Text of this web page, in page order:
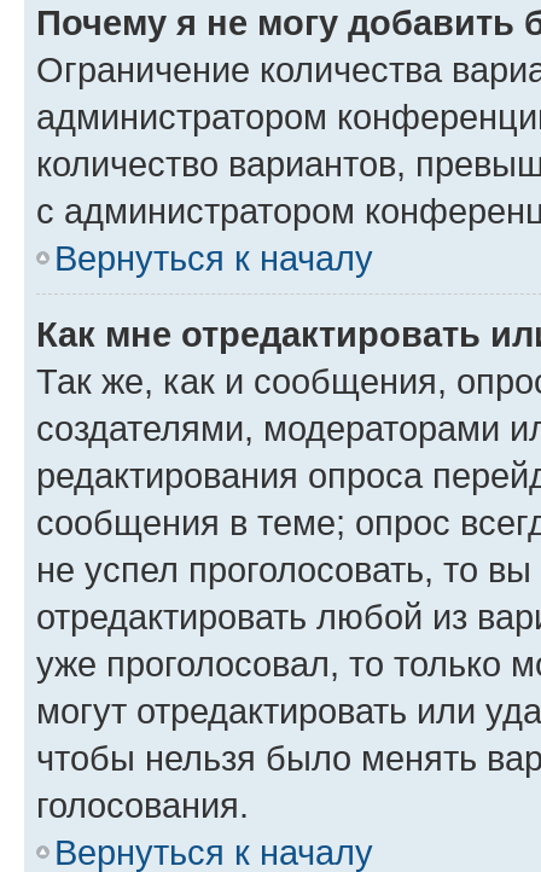
Почему я не могу добавить
Ограничение количества
администратором
количество вариантов,
с администратором
Вернуться к началу
Как мне отредактировать
Так же, как и сообщения,
создателями, модераторами
редактирования опроса
сообщения в теме; опрос
не успел проголосовать, то
отредактировать любой из
уже проголосовал, то только
могут отредактировать или
чтобы нельзя было менять
голосования.
Вернуться к началу